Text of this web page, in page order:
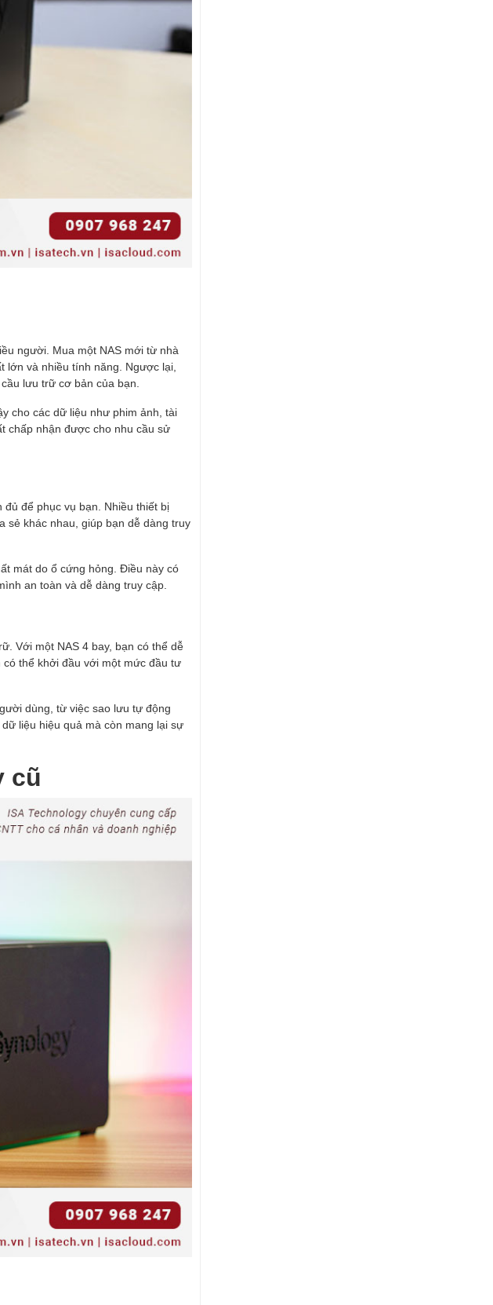
người. Mua một NAS mới từ nhà
lớn và nhiều tính năng. Ngược lại,
lưu trữ cơ bản của bạn.
cho các dữ liệu như phim ảnh, tài
chấp nhận được cho nhu cầu sử
để phục vụ bạn. Nhiều thiết bị
sẻ khác nhau, giúp bạn dễ dàng truy
mát do ổ cứng hỏng. Điều này có
an toàn và dễ dàng truy cập.
Với một NAS 4 bay, bạn có thể dễ
thể khởi đầu với một mức đầu tư
dùng, từ việc sao lưu tự động
liệu hiệu quả mà còn mang lại sự
cũ